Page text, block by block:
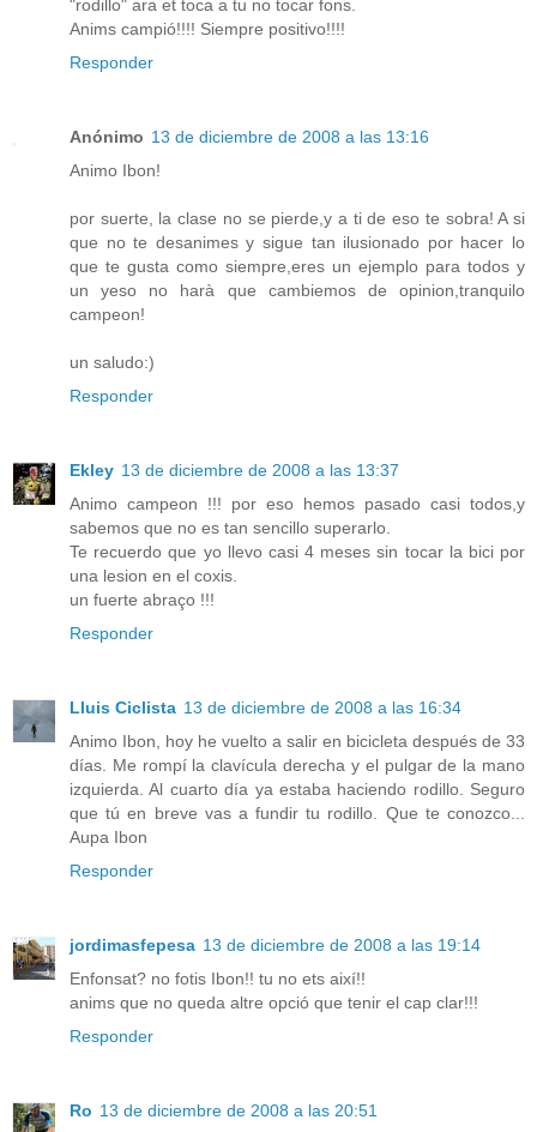
"rodillo" ara et toca a tu no tocar fons.
Anims campió!!!! Siempre positivo!!!!
Responder
Anónimo 13 de diciembre de 2008 a las 13:16
Animo Ibon!
por suerte, la clase no se pierde,y a ti de eso te sobra! A si
que no te desanimes y sigue tan ilusionado por hacer lo
que te gusta como siempre,eres un ejemplo para todos y
un yeso no harà que cambiemos de opinion,tranquilo
campeon!
un saludo:)
Responder
Ekley 13 de diciembre de 2008 a las 13:37
Animo campeon !!! por eso hemos pasado casi todos,y
sabemos que no es tan sencillo superarlo.
Te recuerdo que yo llevo casi 4 meses sin tocar la bici por
una lesion en el coxis.
un fuerte abraço !!!
Responder
Lluis Ciclista 13 de diciembre de 2008 a las 16:34
Animo Ibon, hoy he vuelto a salir en bicicleta después de 33
días. Me rompí la clavícula derecha y el pulgar de la mano
izquierda. Al cuarto día ya estaba haciendo rodillo. Seguro
que tú en breve vas a fundir tu rodillo. Que te conozco...
Aupa Ibon
Responder
jordimasfepesa 13 de diciembre de 2008 a las 19:14
Enfonsat? no fotis Ibon!! tu no ets així!!
anims que no queda altre opció que tenir el cap clar!!!
Responder
Ro 13 de diciembre de 2008 a las 20:51